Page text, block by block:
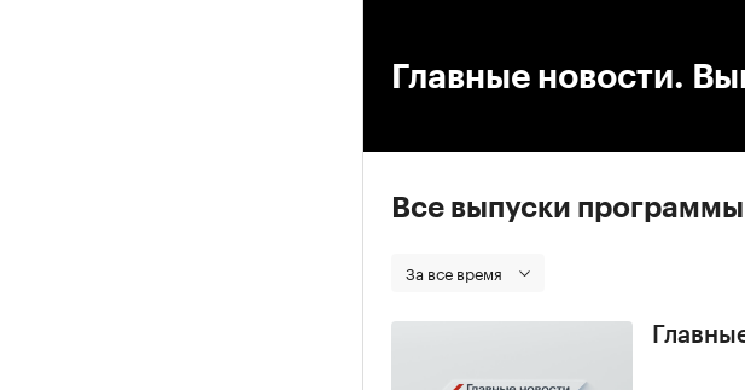
Главные новости.
Все выпуски программы
За все время